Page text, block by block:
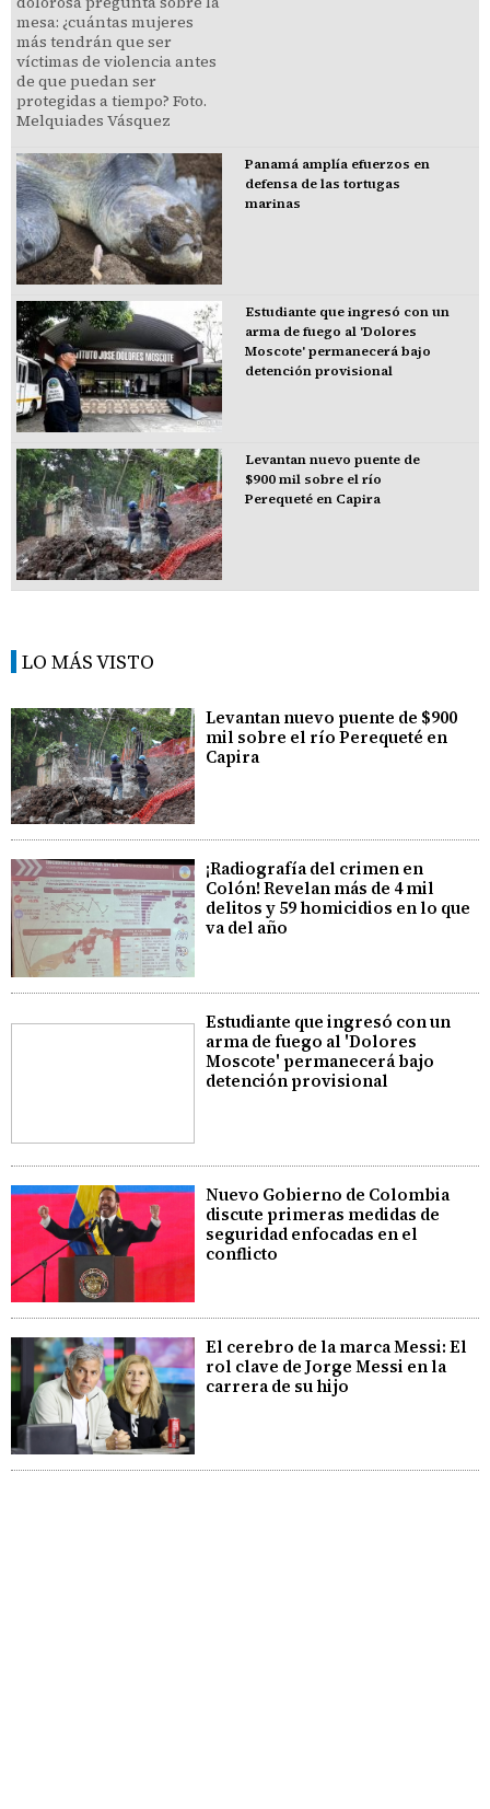
Panamá amplía efuerzos en
defensa de las tortugas
marinas
Estudiante que ingresó con un
arma de fuego al 'Dolores
Moscote' permanecerá bajo
detención provisional
Levantan nuevo puente de
$900 mil sobre el río
Perequeté en Capira
LO MÁS VISTO
Levantan nuevo puente de $900
mil sobre el río Perequeté en
Capira
¡Radiografía del crimen en
Colón! Revelan más de 4 mil
delitos y 59 homicidios en lo que
va del año
Estudiante que ingresó con un
arma de fuego al 'Dolores
Moscote' permanecerá bajo
detención provisional
Nuevo Gobierno de Colombia
discute primeras medidas de
seguridad enfocadas en el
conflicto
El cerebro de la marca Messi: El
rol clave de Jorge Messi en la
carrera de su hijo